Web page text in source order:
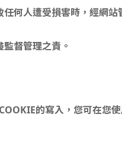
何人遭受損害時，經網
督管理之責。
的寫入，您可在您